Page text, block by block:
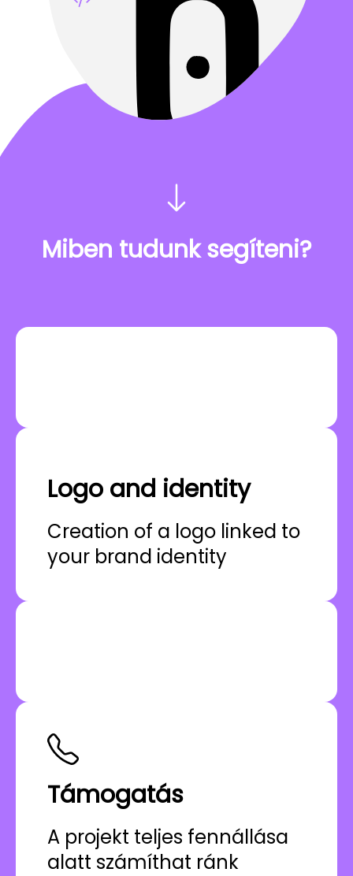
Miben tudunk segíteni?
Logo and identity
Creation of a logo linked to
your brand identity
Támogatás
A projekt teljes fennállása
alatt számíthat ránk